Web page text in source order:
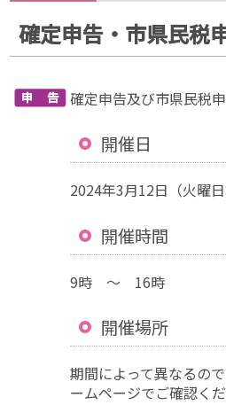
確定申告・市県民税
確定申告及び市県民税
開催日
2024年3月12日（火曜日
開催時間
9時 ～ 16時
開催場所
期間によって異なるの
ームページでご確認くだ